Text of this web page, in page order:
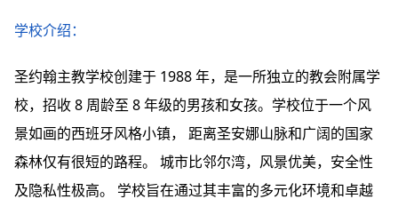
学校介绍：
圣约翰主教学校创建于 1988 年，是一所独立的教会附属学
校，招收 8 周龄至 8 年级的男孩和女孩。学校位于一个风
景如画的西班牙风格小镇， 距离圣安娜山脉和广阔的国家
森林仅有很短的路程。 城市比邻尔湾，风景优美，安全性
及隐私性极高。 学校旨在通过其丰富的多元化环境和卓越